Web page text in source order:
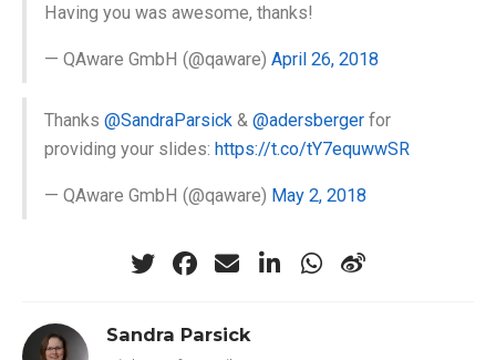
Having you was awesome, thanks!
— QAware GmbH (@qaware)April 26, 2018
Thanks@SandraParsick &@adersberger for
providing your slides:https://t.co/tY7equwwSR
— QAware GmbH (@qaware) May 2, 2018
Sandra Parsick